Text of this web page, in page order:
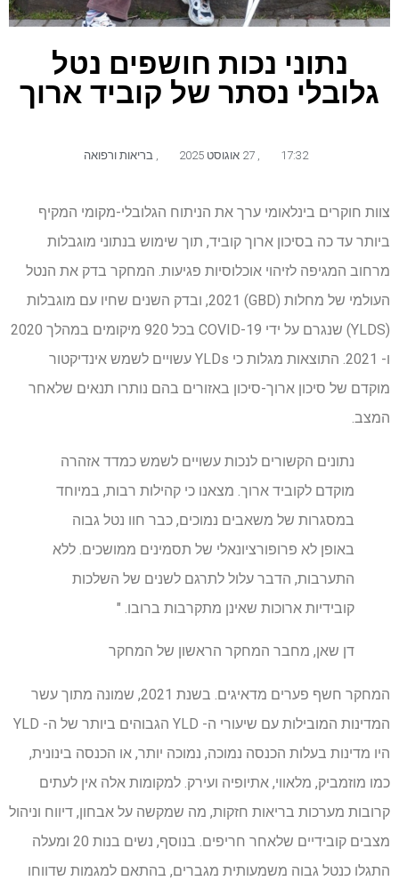
נתוני נכות חושפים נטל
גלובלי נסתר של קוביד ארוך
17:32 בריאות ורפואה
צוות חוקרים בינלאומי ערך את הניתוח הגלובלי-מקומי המקיף
ביותר עד כה בסיכון ארוך קוביד, תוך שימוש בנתוני מוגבלות
מרחוב המגיפה לזיהוי אוכלוסיות פגיעות. המחקר בדק את הנטל
העולמי של מחלות (GBD) 2021, ובדק השנים שחיו עם מוגבלות
(YLDS) שנגרם על ידי COVID-19 בכל 920 מיקומים במהלך 2020
ו- 2021. התוצאות מגלות כי YLDs עשויים לשמש אינדיקטור
מוקדם של סיכון ארוך-סיכון באזורים בהם נותרו תנאים שלאחר
המצב.
נתונים הקשורים לנכות עשויים לשמש כמדד אזהרה
מוקדם לקוביד ארוך. מצאנו כי קהילות רבות, במיוחד
במסגרות של משאבים נמוכים, כבר חוו נטל גבוה
באופן לא פרופורציונאלי של תסמינים ממושכים. ללא
התערבות, הדבר עלול לתרגם לשנים של השלכות
קובידיות ארוכות שאינן מתקרבות ברובו. "
דן שאן, מחבר המחקר הראשון של המחקר
המחקר חשף פערים מדאיגים. בשנת 2021, שמונה מתוך עשר
המדינות המובילות עם שיעורי ה- YLD הגבוהים ביותר של ה- YLD
היו מדינות בעלות הכנסה נמוכה, נמוכה יותר, או הכנסה בינונית,
כמו מוזמביק, מלאווי, אתיופיה ועירק. למקומות אלה אין לעתים
קרובות מערכות בריאות חזקות, מה שמקשה על אבחון, דיווח וניהול
מצבים קובידיים שלאחר חריפים. בנוסף, נשים בנות 20 ומעלה
התגלו כנטל גבוה משמעותית מגברים, בהתאם למגמות שדווחו